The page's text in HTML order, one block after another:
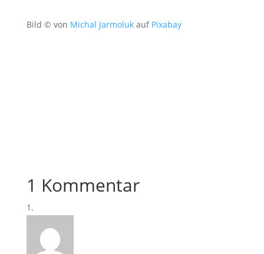
Bild © von Michal Jarmolukauf Pixabay
1 Kommentar